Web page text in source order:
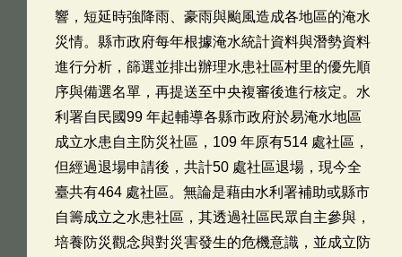
響，短延時強降雨、豪雨與颱風造成各地區的淹水
災情。縣市政府每年根據淹水統計資料與潛勢資料
進行分析，篩選並排出辦理水患社區村里的優先順
序與備選名單，再提送至中央複審後進行核定。水
利署自民國99 年起輔導各縣市政府於易淹水地區
成立水患自主防災社區，109 年原有514 處社區，
但經過退場申請後，共計50 處社區退場，現今全
臺共有464 處社區。無論是藉由水利署補助或縣市
自籌成立之水患社區，其透過社區民眾自主參與，
培養防災觀念與對災害發生的危機意識，並成立防